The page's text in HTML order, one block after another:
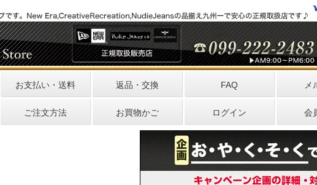
お支払い・送料 返品・交換 FAQ メ
ご注文方法 お買物かご ログイン 会